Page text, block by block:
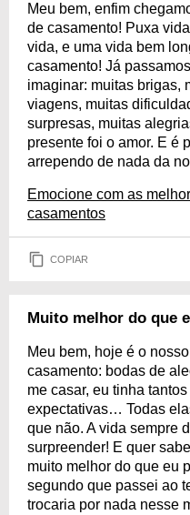
Meu bem, enfim
de casamento! Puxa
vida, e uma vida bem
casamento! Já
imaginar: muitas brigas,
viagens, muitas
surpresas, muitas
presente foi o amor. E é
arrependo de nada da
Emocione com as
casamentos
COPIAR
Muito melhor do que
Meu bem, hoje é o
casamento: bodas de
me casar, eu tinha
expectativas… Todas
que não. A vida sempre
surpreender! E quer
muito melhor do que eu
segundo que passei ao
trocaria por nada nesse